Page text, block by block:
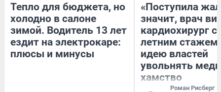
Тепло для бюджета, но
холодно в салоне
зимой. Водитель 13 лет
ездит на электрокаре:
плюсы и минусы
«Поступила
значит, врач
кардиохирург с
летним стажем
идею властей
увольнять
хамство
Роман Рисберг